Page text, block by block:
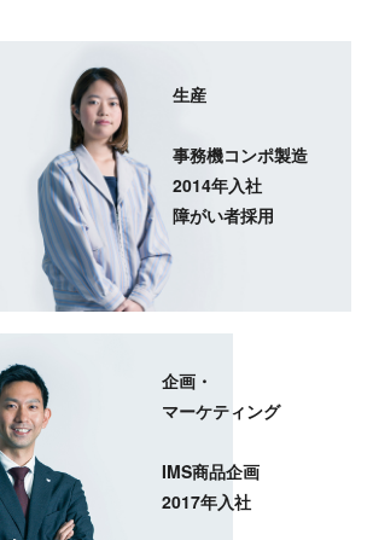
生産
事務機コンポ製造
2014年入社
障がい者採用
その他の働き方を知る
企画・
マーケティング
IMS商品企画
2017年入社